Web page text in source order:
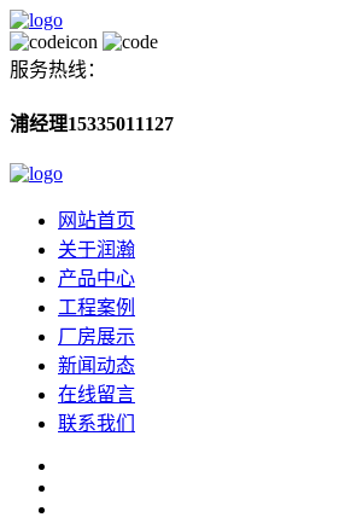
服务热线：
浦经理15335011127
网站首页
关于润瀚
产品中心
工程案例
厂房展示
新闻动态
在线留言
联系我们